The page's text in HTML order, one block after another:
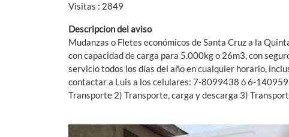
Visitas : 2849
Descripcion del aviso
Mudanzas o Fletes económicos de Santa Cruz a la
con capacidad de carga para 5.000kg o 26m3, con
servicio todos los días del año en cualquier horario,
contactar a Luis a los celulares: 7-8099438 ó 6-
Transporte 2) Transporte, carga y descarga 3)